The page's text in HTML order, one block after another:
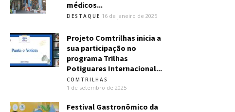
médicos...
DESTAQUE 16 de janeiro de 2025
Projeto Comtrilhas inicia a
sua participação no
programa Trilhas
Potiguares Internacional...
COMTRILHAS
1 de setembro de 2025
Festival Gastronômico da